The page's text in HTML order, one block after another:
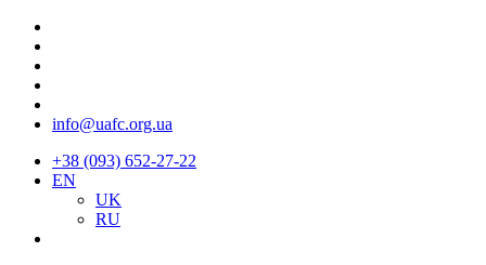
info@uafc.org.ua
+38 (093) 652-27-22
EN
UK
RU